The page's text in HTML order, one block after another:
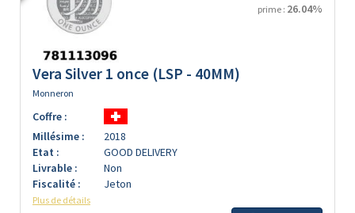
prime : 26.04%
Vera Silver 1 once (LSP - 40MM)
Monneron
Coffre :
Millésime :
2018
Etat :
GOOD DELIVERY
Livrable :
Non
Fiscalité :
Jeton
Plus de détails